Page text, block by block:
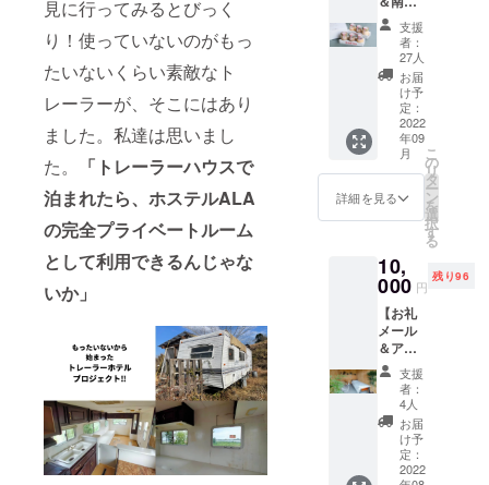
見に行ってみるとびっく
り！使っていないのがもっ
たいないくらい素敵なト
レーラーが、そこにはあり
ました。私達は思いまし
た。
「トレーラーハウスで
泊まれたら、ホステルALA
の完全プライベートルーム
として利用できるんじゃな
いか」
ついて
は、宿
泊券が
失効い
たしま
すので
予めご
了承く
ださ
い。
2024年
1月末日
まで ・
ご予約
方法：
メール
にて
クーポ
ンを送
付後、
指定予
約シス
号を記
入しご
予約く
ださ
い。 ・
キャン
セル/日
程変
更：ご
予約日
の3日前
までに
お願い
ワイン
に仕上
げまし
た。 食
前酒、
デザー
トワイ
ンとし
てお楽
しみく
ださ
ぶどう
（宮崎
県都農
町産、
川南町
産）/酸
化防止
剤（亜
硫酸
塩）
【内容
量】
750ml
プリン
食べ比
べ6個
セッ
ト】 ※
写真は
イメー
ジで
す。そ
の時期
の仕入
れによ
り、味
りま
す。 ※
原材料
及び添
加物等
の食品
表示は
お届け
商品の
ラベル
に表記
されま
支援
者：
27人
お届
け予
定：
2022
年09
月
詳細を見る
こ
の
リ
タ
ー
ン
を
選
択
す
る
10,
000 円
残り96
【お礼
メール
＆アト
リエ
ルーム
宿泊チ
ケット
提供】
・アト
リエ
支援
者：
4人
お届
け予
定：
2022